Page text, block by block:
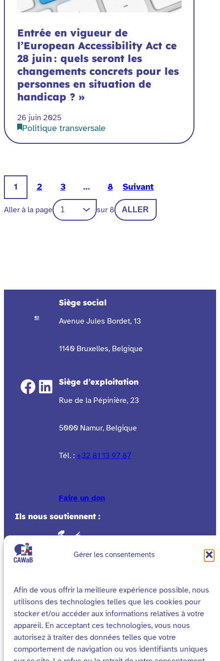
Gérer les consentements
Afin de vous offrir la meilleure expérience possible, nous
utilisons des technologies telles que les cookies pour
stocker et/ou accéder aux informations relatives à votre
appareil. En acceptant ces technologies, vous nous
autorisez à traiter des données telles que votre
comportement de navigation ou vos identifiants uniques
Entrée en vigueur de
l’European Accessibility Act ce
28 juin : quels seront les
changements concrets pour les
personnes en situation de
handicap ? »
26 juin 2025
Politique transversale
1 2 3 … 8 Suivant
Aller à la page sur 8 ALLER
Facebook LinkedIn
Siège social
Avenue Jules Bordet, 13
1140 Bruxelles, Belgique
Siège d’exploitation
Rue de la Pépinière, 23
5000 Namur, Belgique
Tél. : +32 81 13 97 87
Faire un don
Ils nous soutiennent :